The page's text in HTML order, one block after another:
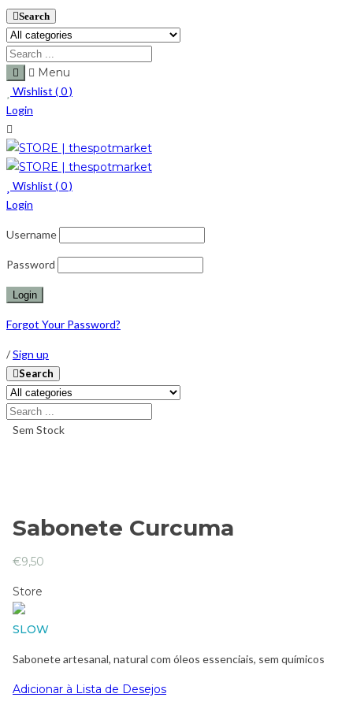
Search
Menu
Wishlist (0)
Login
Wishlist (0)
Login
Username
Password
Forgot Your Password?
/Sign up
Search
Sem Stock
Sabonete Curcuma
€9,50
Store
SLOW
Sabonete artesanal, natural com óleos essenciais, sem químicos
Adicionar à Lista de Desejos